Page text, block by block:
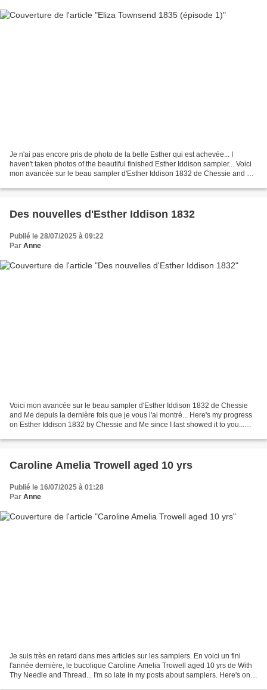
Je n'ai pas encore pris de photo de la belle Esther qui est achevée... I
haven't taken photos of the beautiful finished Esther Iddison sampler... Voici
mon avancée sur le beau sampler d'Esther Iddison 1832 de Chessie and Me
Des nouvelles d'Esther Iddison 1832
Publié le 28/07/2025 à 09:22
Par Anne
Voici mon avancée sur le beau sampler d'Esther Iddison 1832 de Chessie
and Me depuis la dernière fois que je vous l'ai montré... Here's my progress
on Esther Iddison 1832 by Chessie and Me since I last showed it to you...
Caroline Amelia Trowell aged 10 yrs
Publié le 16/07/2025 à 01:28
Par Anne
Je suis très en retard dans mes articles sur les samplers. En voici un fini
l'année dernière, le bucolique Caroline Amelia Trowell aged 10 yrs de With
Thy Needle and Thread... I'm so late in my posts about samplers. Here's one